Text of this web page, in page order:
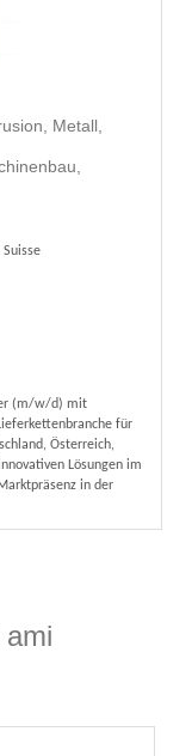
Metall,
(m/w/d) mit
für
Österreich,
Lösungen im
in der